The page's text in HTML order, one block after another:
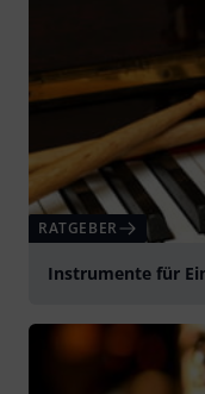
RATGEBER
Instrumente für